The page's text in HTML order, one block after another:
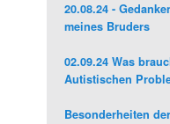
20.08.24 -
meines Bruders
02.09.24 Was
Autistischen
Besonderheiten